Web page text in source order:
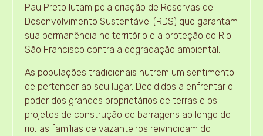
Pau Preto lutam pela criação de Reservas de
Desenvolvimento Sustentável (RDS) que garantam
sua permanência no território e a proteção do Rio
São Francisco contra a degradação ambiental.
As populações tradicionais nutrem um sentimento
de pertencer ao seu lugar. Decididos a enfrentar o
poder dos grandes proprietários de terras e os
projetos de construção de barragens ao longo do
rio, as famílias de vazanteiros reivindicam do